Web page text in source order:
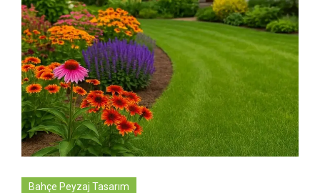
Bahçe Peyzaj Tasarım